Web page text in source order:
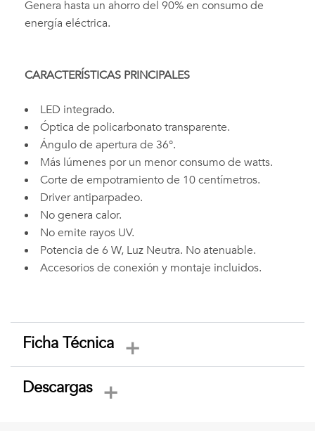
Genera hasta un ahorro del 90% en consumo de
energía eléctrica.
CARACTERÍSTICAS PRINCIPALES
LED integrado.
Óptica de policarbonato transparente.
Ángulo de apertura de 36°.
Más lúmenes por un menor consumo de watts.
Corte de empotramiento de 10 centímetros.
Driver antiparpadeo.
No genera calor.
No emite rayos UV.
Potencia de 6 W, Luz Neutra. No atenuable.
Accesorios de conexión y montaje incluidos.
Ficha Técnica
Descargas